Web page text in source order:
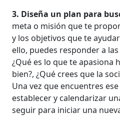
3. Diseña un plan para
meta o misión que te
y los objetivos que te
ello, puedes responder a
¿Qué es lo que te apasiona
bien?, ¿Qué crees que la
Una vez que encuentres
establecer y calendarizar
seguir para iniciar una